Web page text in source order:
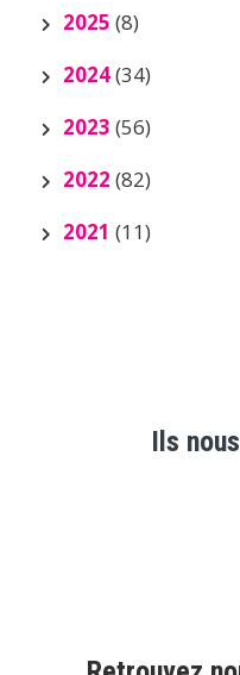
2025 (8)
2024(34)
2023 (56)
2022 (82)
2021 (11)
Ils